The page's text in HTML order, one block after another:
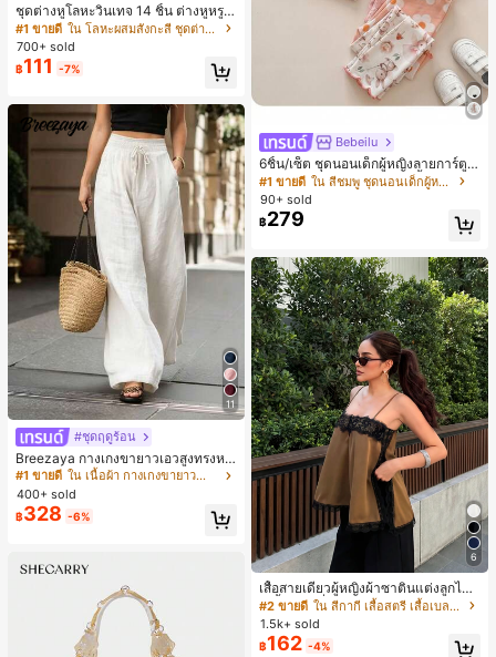
ชุดต่างหูโลหะวินเทจ 14 ชิ้น ต่างหูหรูห
ราเฉพาะตัวสำหรับสวมใส่ประจำวัน ขอ
งขวัญสำหรับผู้หญิง
#1 ขายดี
ใน โลหะผสมสังกะสี ชุดต่างหูผู้หญิง
700+ sold
฿111 -7%
11
#ชุดฤดูร้อน
Breezaya กางเกงขายาวเอวสูงทรงหล
วมขาบานสำหรับผู้หญิง สีขาวเรียบหรูส
ไตล์ชิค เหมาะสำหรับใส่เที่ยวทะเล วันห
ยุดพักผ่อนฤดูร้อน ลุคสบายๆ ใส่ได้หลา
ยโอกาสในชีวิตประจำวัน
#1 ขายดี
ใน เนื้อผ้า กางเกงขายาวลำลองผ้า
400+ sold
฿328 -6%
Bebeilu
6ชิ้น/เซ็ต ชุดนอนเด็กผู้หญิงลายการ์ตูน
หมีและดอกไม้ คอกลม แขนสั้น กางเกง
ขาสั้น ขอบระบาย สวมใส่สบาย
#1 ขายดี
ใน สีชมพู ชุดนอนเด็กผู้หญิง
90+ sold
฿279
6
เสื้อสายเดี่ยวผู้หญิงผ้าซาตินแต่งลูกไม้
- เสื้อสายเดี่ยวฤดูร้อนสีคากีมีรอยผ่าด้า
นข้างที่น่าดึงดูดแบบสบายๆ
#2 ขายดี
ใน สีกากี เสื้อสตรี เสื้อเบลาส์ & Tee
1.5k+ sold
฿162 -4%